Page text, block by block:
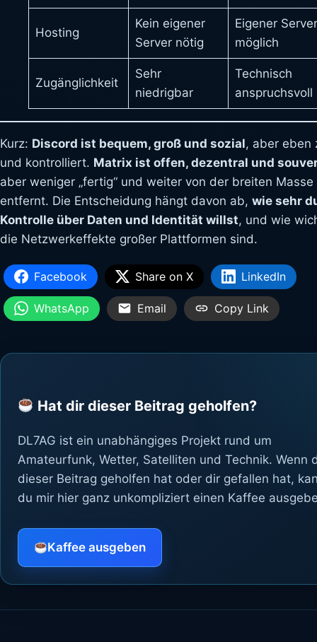
Hosting
Kein eigener
Server nötig
Eigener Server
möglich
Zugänglichkeit
Sehr
niedrigbar
Technisch
anspruchsvoll
Kurz: Discord ist bequem, groß und sozial, aber eben
und kontrolliert. Matrix ist offen, dezentral und
aber weniger „fertig“ und weiter von der breiten Masse
entfernt. Die Entscheidung hängt davon ab, wie sehr
Kontrolle über Daten und Identität willst, und wie
die Netzwerkeffekte großer Plattformen sind.
Facebook Share on X LinkedIn
WhatsApp Email Copy Link
Hat dir dieser Beitrag geholfen?
DL7AG ist ein unabhängiges Projekt rund um
Amateurfunk, Wetter, Satelliten und Technik. Wenn
dieser Beitrag geholfen hat oder dir gefallen hat,
du mir hier ganz unkompliziert einen Kaffee
Kaffee ausgeben